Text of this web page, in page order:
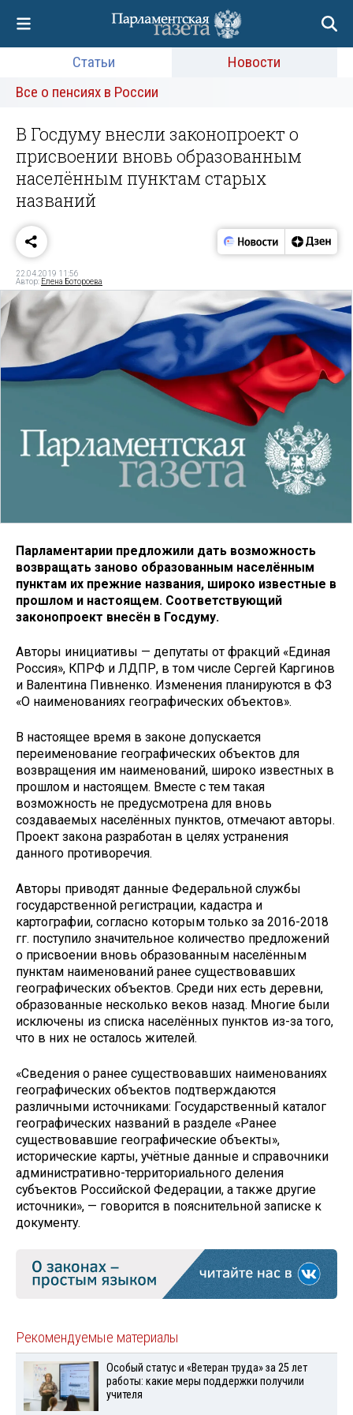
Статьи
Новости
Все о пенсиях в России
В Госдуму внесли законопроект о
присвоении вновь образованным
населённым пунктам старых
названий
22.04.2019 11:56
Автор: Елена Ботороева
Парламентарии предложили дать возможность
возвращать заново образованным населённым
пунктам их прежние названия, широко известные в
прошлом и настоящем. Соответствующий
законопроект внесён в Госдуму.
Авторы инициативы — депутаты от фракций «Единая
Россия», КПРФ и ЛДПР, в том числе Сергей Каргинов
и Валентина Пивненко. Изменения планируются в ФЗ
«О наименованиях географических объектов».
В настоящее время в законе допускается
переименование географических объектов для
возвращения им наименований, широко известных в
прошлом и настоящем. Вместе с тем такая
возможность не предусмотрена для вновь
создаваемых населённых пунктов, отмечают авторы.
Проект закона разработан в целях устранения
данного противоречия.
Авторы приводят данные Федеральной службы
государственной регистрации, кадастра и
картографии, согласно которым только за 2016-2018
гг. поступило значительное количество предложений
о присвоении вновь образованным населённым
пунктам наименований ранее существовавших
географических объектов. Среди них есть деревни,
образованные несколько веков назад. Многие были
исключены из списка населённых пунктов из-за того,
что в них не осталось жителей.
«Сведения о ранее существовавших наименованиях
географических объектов подтверждаются
различными источниками: Государственный каталог
географических названий в разделе «Ранее
существовавшие географические объекты»,
исторические карты, учётные данные и справочники
административно-территориального деления
субъектов Российской Федерации, а также другие
источники», — говорится в пояснительной записке к
документу.
Рекомендуемые материалы
Особый статус и «Ветеран труда» за 25 лет
работы: какие меры поддержки получили
учителя